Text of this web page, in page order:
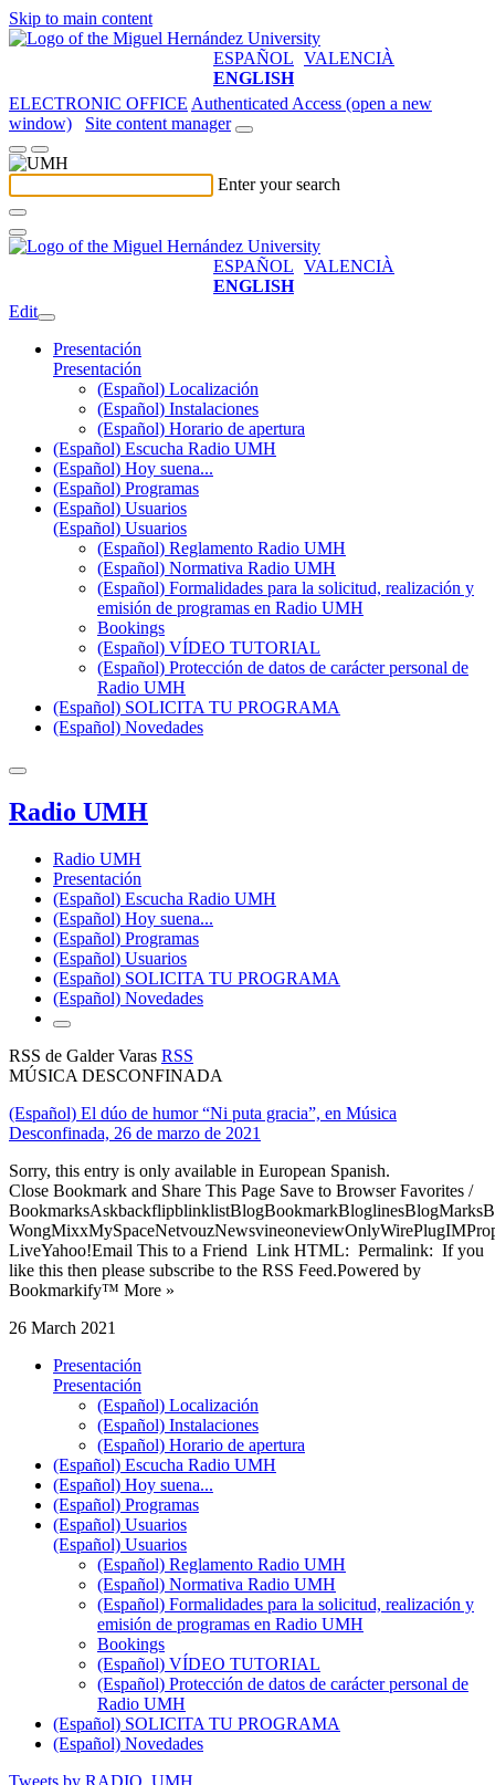
Skip to main content
ESPAÑOL VALENCIÀ
ENGLISH
ELECTRONIC OFFICE Authenticated Access (open a new
window)
Site content manager
Enter your search
ESPAÑOL VALENCIÀ
ENGLISH
Edit
Presentación
Presentación
(Español) Localización
(Español) Instalaciones
(Español) Horario de apertura
(Español) Escucha Radio UMH
(Español) Hoy suena...
(Español) Programas
(Español) Usuarios
(Español) Usuarios
(Español) Reglamento Radio UMH
(Español) Normativa Radio UMH
(Español) Formalidades para la solicitud, realización y
emisión de programas en Radio UMH
Bookings
(Español) VÍDEO TUTORIAL
(Español) Protección de datos de carácter personal de
Radio UMH
(Español) SOLICITA TU PROGRAMA
(Español) Novedades
Radio UMH
Radio UMH
Presentación
(Español) Escucha Radio UMH
(Español) Hoy suena...
(Español) Programas
(Español) Usuarios
(Español) SOLICITA TU PROGRAMA
(Español) Novedades
RSS de Galder Varas RSS
MÚSICA DESCONFINADA
(Español) El dúo de humor “Ni puta gracia”, en Música
Desconfinada, 26 de marzo de 2021
Sorry, this entry is only available in European Spanish.
Close Bookmark and Share This Page Save to Browser Favorites /
LiveYahoo!Email This to a Friend Link HTML: Permalink: If you
like this then please subscribe to the RSS Feed.Powered by
Bookmarkify™ More »
26 March 2021
Presentación
Presentación
(Español) Localización
(Español) Instalaciones
(Español) Horario de apertura
(Español) Escucha Radio UMH
(Español) Hoy suena...
(Español) Programas
(Español) Usuarios
(Español) Usuarios
(Español) Reglamento Radio UMH
(Español) Normativa Radio UMH
(Español) Formalidades para la solicitud, realización y
emisión de programas en Radio UMH
Bookings
(Español) VÍDEO TUTORIAL
(Español) Protección de datos de carácter personal de
Radio UMH
(Español) SOLICITA TU PROGRAMA
(Español) Novedades
Tweets by RADIO_UMH